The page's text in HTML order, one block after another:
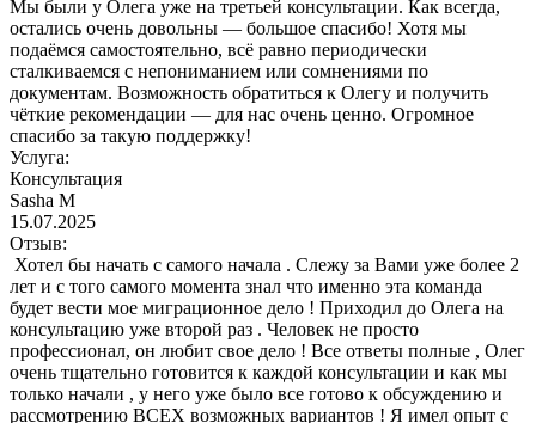
Мы были у Олега уже на третьей консультации. Как всегда,
остались очень довольны — большое спасибо! Хотя мы
подаёмся самостоятельно, всё равно периодически
сталкиваемся с непониманием или сомнениями по
документам. Возможность обратиться к Олегу и получить
чёткие рекомендации — для нас очень ценно. Огромное
спасибо за такую поддержку!
Услуга:
Консультация
Sasha M
15.07.2025
Отзыв:
Хотел бы начать с самого начала . Слежу за Вами уже более 2
лет и с того самого момента знал что именно эта команда
будет вести мое миграционное дело ! Приходил до Олега на
консультацию уже второй раз . Человек не просто
профессионал, он любит свое дело ! Все ответы полные , Олег
очень тщательно готовится к каждой консультации и как мы
только начали , у него уже было все готово к обсуждению и
рассмотрению ВСЕХ возможных вариантов ! Я имел опыт с